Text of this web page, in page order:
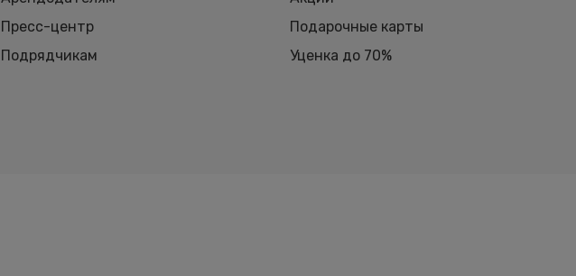
Пресс-центр
Подрядчикам
Подарочные карты
Уценка до 70%